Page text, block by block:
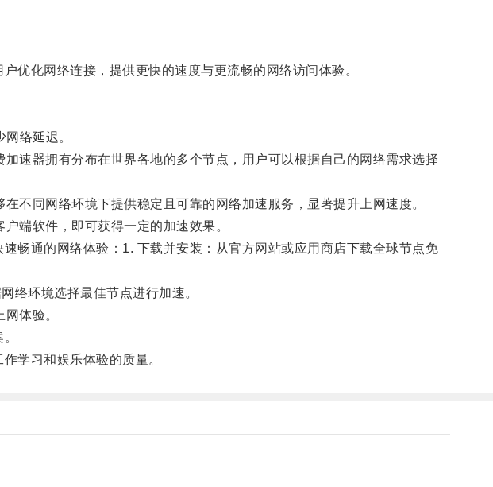
化网络连接，提供更快的速度与更流畅的网络访问体验。
络延迟。
器拥有分布在世界各地的多个节点，用户可以根据自己的网络需求选择
同网络环境下提供稳定且可靠的网络加速服务，显著提升上网速度。
端软件，即可获得一定的加速效果。
通的网络体验：1. 下载并安装：从官方网站或应用商店下载全球节点免
络环境选择最佳节点进行加速。
体验。
学习和娱乐体验的质量。